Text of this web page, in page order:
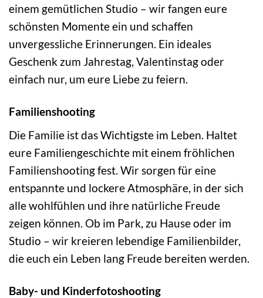
einem gemütlichen Studio – wir fangen eure
schönsten Momente ein und schaffen
unvergessliche Erinnerungen. Ein ideales
Geschenk zum Jahrestag, Valentinstag oder
einfach nur, um eure Liebe zu feiern.
Familienshooting
Die Familie ist das Wichtigste im Leben. Haltet
eure Familiengeschichte mit einem fröhlichen
Familienshooting fest. Wir sorgen für eine
entspannte und lockere Atmosphäre, in der sich
alle wohlfühlen und ihre natürliche Freude
zeigen können. Ob im Park, zu Hause oder im
Studio – wir kreieren lebendige Familienbilder,
die euch ein Leben lang Freude bereiten werden.
Baby- und Kinderfotoshooting